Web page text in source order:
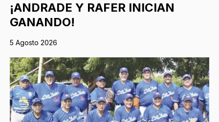
¡ANDRADE Y RAFER INICIAN
GANANDO!
5 Agosto 2026